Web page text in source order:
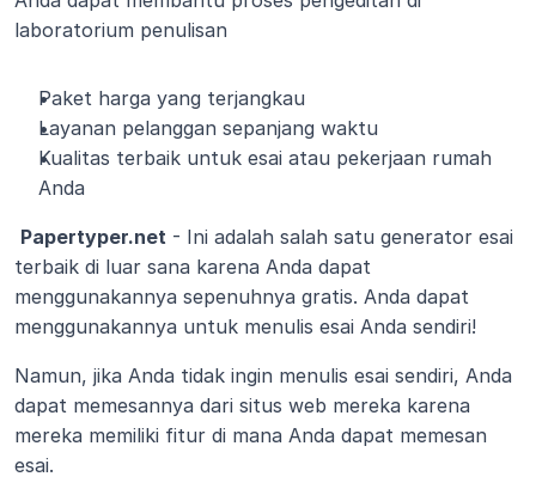
laboratorium penulisan
Paket harga yang terjangkau
Layanan pelanggan sepanjang waktu
Kualitas terbaik untuk esai atau pekerjaan rumah
Anda
Papertyper.net - Ini adalah salah satu generator esai
terbaik di luar sana karena Anda dapat
menggunakannya sepenuhnya gratis. Anda dapat
menggunakannya untuk menulis esai Anda sendiri!
Namun, jika Anda tidak ingin menulis esai sendiri, Anda
dapat memesannya dari situs web mereka karena
mereka memiliki fitur di mana Anda dapat memesan
esai.